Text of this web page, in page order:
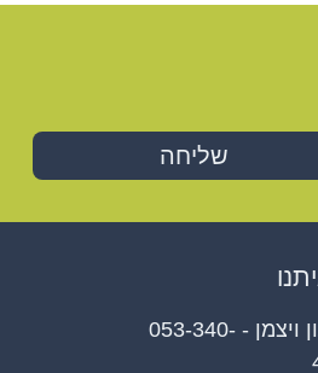
שליחה
שמעון ויצמן - 053-340-